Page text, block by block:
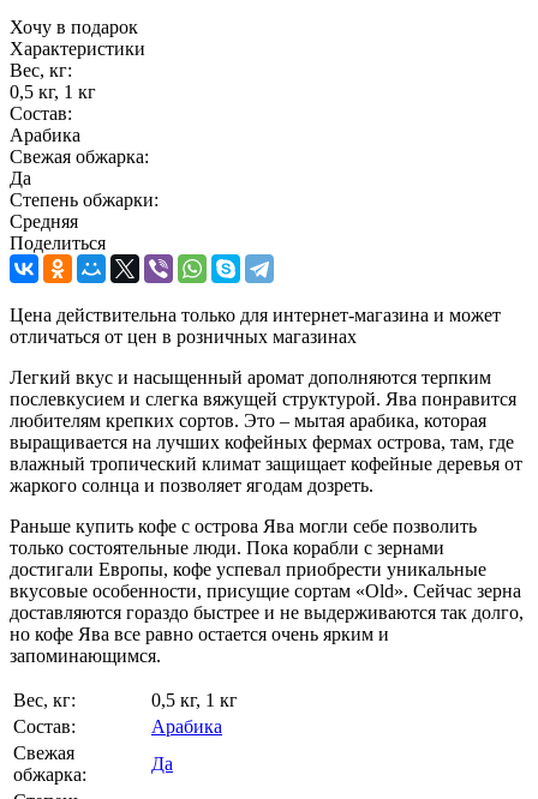
Хочу в подарок
Характеристики
Вес, кг:
0,5 кг, 1 кг
Состав:
Арабика
Свежая обжарка:
Да
Степень обжарки:
Средняя
Поделиться
Цена действительна только для интернет-магазина и может
отличаться от цен в розничных магазинах
Легкий вкус и насыщенный аромат дополняются терпким
послевкусием и слегка вяжущей структурой. Ява понравится
любителям крепких сортов. Это – мытая арабика, которая
выращивается на лучших кофейных фермах острова, там, где
влажный тропический климат защищает кофейные деревья от
жаркого солнца и позволяет ягодам дозреть.
Раньше купить кофе с острова Ява могли себе позволить
только состоятельные люди. Пока корабли с зернами
достигали Европы, кофе успевал приобрести уникальные
вкусовые особенности, присущие сортам «Old». Сейчас зерна
доставляются гораздо быстрее и не выдерживаются так долго,
но кофе Ява все равно остается очень ярким и
запоминающимся.
Вес, кг:
0,5 кг, 1 кг
Состав:
Арабика
Свежая
обжарка:
Да